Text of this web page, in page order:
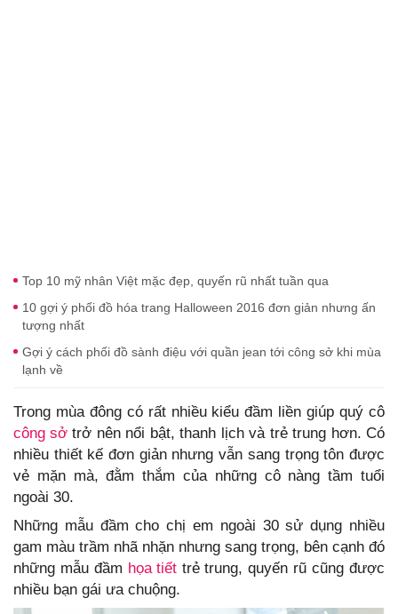
Top 10 mỹ nhân Việt mặc đẹp, quyến rũ nhất tuần qua
10 gợi ý phối đồ hóa trang Halloween 2016 đơn giản nhưng ấn
tượng nhất
Gợi ý cách phối đồ sành điệu với quần jean tới công sở khi mùa
lạnh về
Trong mùa đông có rất nhiều kiểu đầm liền giúp quý cô
công sở trở nên nổi bật, thanh lịch và trẻ trung hơn. Có
nhiều thiết kế đơn giản nhưng vẫn sang trọng tôn được
vẻ mặn mà, đằm thắm của những cô nàng tầm tuổi
ngoài 30.
Những mẫu đầm cho chị em ngoài 30 sử dụng nhiều
gam màu trầm nhã nhặn nhưng sang trọng, bên cạnh đó
những mẫu đầm họa tiếttrẻ trung, quyến rũ cũng được
nhiều bạn gái ưa chuộng.